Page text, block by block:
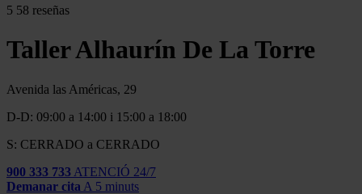
5 58 reseñas
Taller Alhaurín De La Torre
Avenida las Américas, 29
D-D: 09:00 a 14:00 i 15:00 a 18:00
S: CERRADO a CERRADO
900 333 733 ATENCIÓ 24/7
Demanar cita A 5 minuts